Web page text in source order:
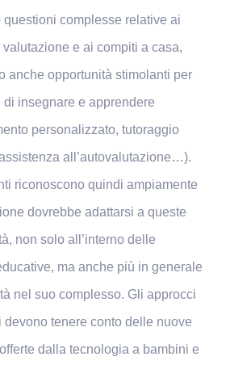
complesse relative ai
e ai compiti a casa,
anche opportunità stimolanti per
di insegnare e apprendere
personalizzato, tutoraggio
all’autovalutazione…).
riconoscono quindi ampiamente
dovrebbe adattarsi a queste
non solo all’interno delle
ma anche più in generale
nel suo complesso. Gli approcci
devono tenere conto delle nuove
dalla tecnologia a bambini e